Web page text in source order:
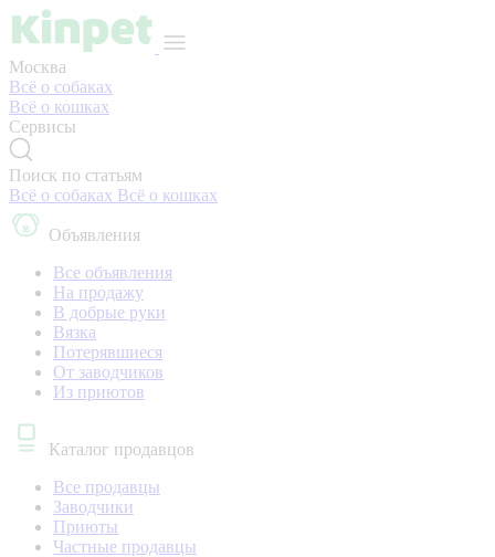
Москва
Всё о собаках
Всё о кошках
Сервисы
Поиск по статьям
Всё о собаках Всё о кошках
Объявления
Все объявления
На продажу
В добрые руки
Вязка
Потерявшиеся
От заводчиков
Из приютов
Каталог продавцов
Все продавцы
Заводчики
Приюты
Частные продавцы